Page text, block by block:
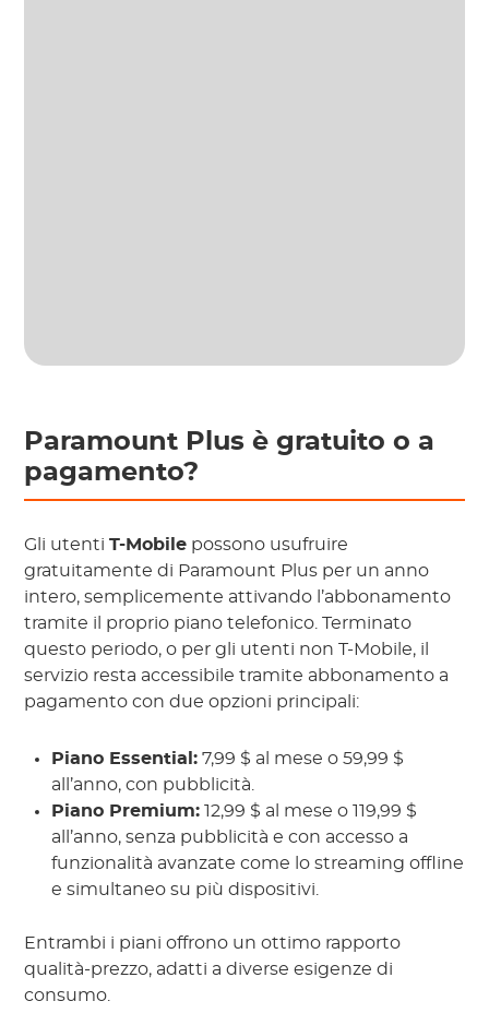
Paramount Plus è gratuito o a
pagamento?
Gli utentiT-Mobile possono usufruire
gratuitamente di Paramount Plus per un anno
intero, semplicemente attivando l’abbonamento
tramite il proprio piano telefonico. Terminato
questo periodo, o per gli utenti non T-Mobile, il
servizio resta accessibile tramite abbonamento a
pagamento con due opzioni principali:
Piano Essential: 7,99 $ al mese o 59,99 $
all’anno, con pubblicità.
Piano Premium: 12,99 $ al mese o 119,99 $
all’anno, senza pubblicità e con accesso a
funzionalità avanzate come lo streaming offline
e simultaneo su più dispositivi.
Entrambi i piani offrono un ottimo rapporto
qualità-prezzo, adatti a diverse esigenze di
consumo.